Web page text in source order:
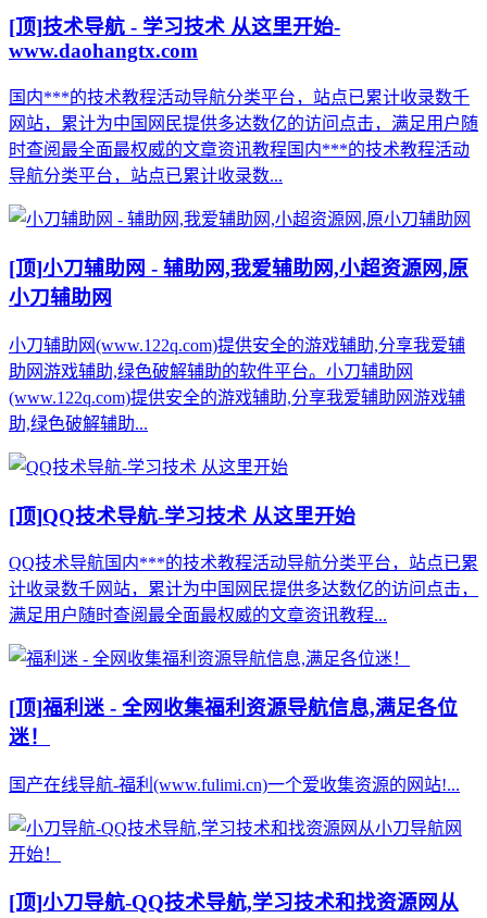
[顶]技术导航 - 学习技术 从这里开始-
www.daohangtx.com
国内***的技术教程活动导航分类平台，站点已累计收录数千
网站，累计为中国网民提供多达数亿的访问点击，满足用户随
时查阅最全面最权威的文章资讯教程国内***的技术教程活动
导航分类平台，站点已累计收录数...
[顶]小刀辅助网 - 辅助网,我爱辅助网,小超资源网,原
小刀辅助网
小刀辅助网(www.122q.com)提供安全的游戏辅助,分享我爱辅
助网游戏辅助,绿色破解辅助的软件平台。小刀辅助网
(www.122q.com)提供安全的游戏辅助,分享我爱辅助网游戏辅
助,绿色破解辅助...
[顶]QQ技术导航-学习技术 从这里开始
QQ技术导航国内***的技术教程活动导航分类平台，站点已累
计收录数千网站，累计为中国网民提供多达数亿的访问点击，
满足用户随时查阅最全面最权威的文章资讯教程...
[顶]福利迷 - 全网收集福利资源导航信息,满足各位
迷！
国产在线导航-福利(www.fulimi.cn)一个爱收集资源的网站!...
[顶]小刀导航-QQ技术导航,学习技术和找资源网从